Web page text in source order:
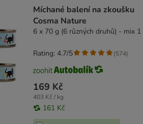
Míchané balení na zkoušku
Cosma Nature
6 x 70 g (6 různých druhů) - mix 1
169 Kč
403 Kč / kg
161 Kč
Rating: 4.7/5 (574)